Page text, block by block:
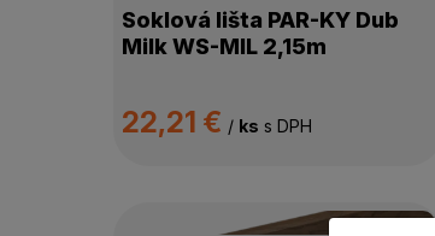
Soklová lišta PAR-KY Dub
Milk WS-MIL 2,15m
22,21 € / ks s DPH